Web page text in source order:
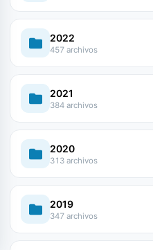
2022
457 archivos
2021
384 archivos
2020
313 archivos
2019
347 archivos